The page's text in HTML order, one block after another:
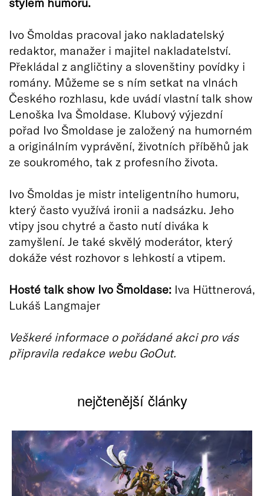
Ivo Šmoldas pracoval jako nakladatelský
redaktor, manažer i majitel nakladatelství.
Překládal z angličtiny a slovenštiny povídky i
romány. Můžeme se s ním setkat na vlnách
Českého rozhlasu, kde uvádí vlastní talk show
Lenoška Iva Šmoldase. Klubový výjezdní
pořad Ivo Šmoldase je založený na humorném
a originálním vyprávění, životních příběhů jak
ze soukromého, tak z profesního života.
Ivo Šmoldas je mistr inteligentního humoru,
který často využívá ironii a nadsázku. Jeho
vtipy jsou chytré a často nutí diváka k
zamyšlení. Je také skvělý moderátor, který
dokáže vést rozhovor s lehkostí a vtipem.
Hosté talk show Ivo Šmoldase: Iva Hüttnerová,
Lukáš Langmajer
Veškeré informace o pořádané akci pro vás
připravila redakce webu GoOut.
nejčtenější články